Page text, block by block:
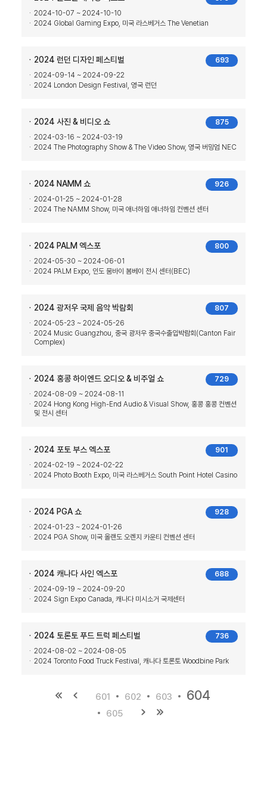
2024-10-07 ~ 2024-10-10
2024 Global Gaming Expo, 미국 라스베거스 The Venetian
693
2024 런던 디자인 페스티벌
2024-09-14 ~ 2024-09-22
2024 London Design Festival, 영국 런던
875
2024 사진 & 비디오 쇼
2024-03-16 ~ 2024-03-19
2024 The Photography Show & The Video Show, 영국 버밍엄 NEC
926
2024 NAMM 쇼
2024-01-25 ~ 2024-01-28
2024 The NAMM Show, 미국 애너하임 애너하임 컨벤션 센터
800
2024 PALM 엑스포
2024-05-30 ~ 2024-06-01
2024 PALM Expo, 인도 뭄바이 봄베이 전시 센터(BEC)
807
2024 광저우 국제 음악 박람회
2024-05-23 ~ 2024-05-26
2024 Music Guangzhou, 중국 광저우 중국수출입박람회(Canton Fair
Complex)
729
2024 홍콩 하이엔드 오디오 & 비주얼 쇼
2024-08-09 ~ 2024-08-11
2024 Hong Kong High-End Audio & Visual Show, 홍콩 홍콩 컨벤션
및 전시 센터
901
2024 포토 부스 엑스포
2024-02-19 ~ 2024-02-22
2024 Photo Booth Expo, 미국 라스베거스 South Point Hotel Casino
928
2024 PGA 쇼
2024-01-23 ~ 2024-01-26
2024 PGA Show, 미국 올랜도 오렌지 카운티 컨벤션 센터
688
2024 캐나다 사인 엑스포
2024-09-19 ~ 2024-09-20
2024 Sign Expo Canada, 캐나다 미시소거 국제센터
736
2024 토론토 푸드 트럭 페스티벌
2024-08-02 ~ 2024-08-05
2024 Toronto Food Truck Festival, 캐나다 토론토 Woodbine Park
601 602 603 604
605